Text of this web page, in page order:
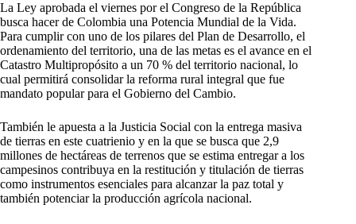
La Ley aprobada el viernes por el Congreso de la República
busca hacer de Colombia una Potencia Mundial de la Vida.
Para cumplir con uno de los pilares del Plan de Desarrollo, el
ordenamiento del territorio, una de las metas es el avance en el
Catastro Multipropósito a un 70 % del territorio nacional, lo
cual permitirá consolidar la reforma rural integral que fue
mandato popular para el Gobierno del Cambio.
También le apuesta a la Justicia Social con la entrega masiva
de tierras en este cuatrienio y en la que se busca que 2,9
millones de hectáreas de terrenos que se estima entregar a los
campesinos contribuya en la restitución y titulación de tierras
como instrumentos esenciales para alcanzar la paz total y
también potenciar la producción agrícola nacional.